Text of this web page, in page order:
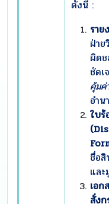
ดังนี้ :
รา
ฝ่า
ผิด
ชัดเ
คุ้มค่
อำ
ใบ
(
ชื่อ
แล
เอ
สั่ง